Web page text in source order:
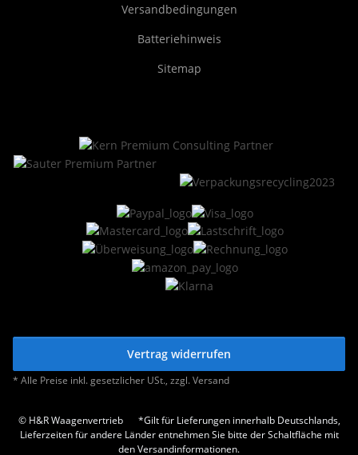
Versandbedingungen
Batteriehinweis
Sitemap
Vertrag widerrufen
* Alle Preise inkl. gesetzlicher USt., zzgl.Versand
© H&R Waagenvertrieb
*Gilt für Lieferungen innerhalb Deutschlands,
Lieferzeiten für andere Länder entnehmen Sie bitte der Schaltfläche mit
den Versandinformationen.